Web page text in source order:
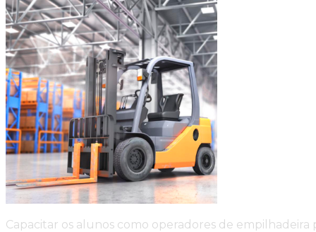
Capacitar os alunos como operadores de